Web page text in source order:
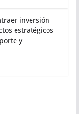
inversión
estratégicos
y